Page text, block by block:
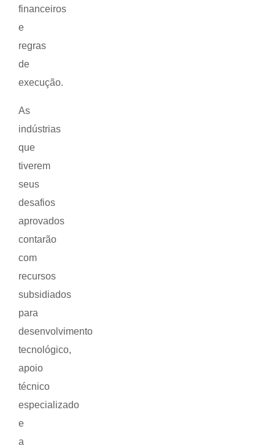
financeiros
e
regras
de
execução.
As
indústrias
que
tiverem
seus
desafios
aprovados
contarão
com
recursos
subsidiados
para
desenvolvimento
tecnológico,
apoio
técnico
especializado
e
a